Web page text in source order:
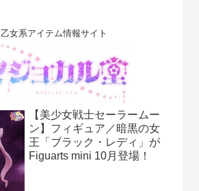
乙女系アイテム情報サイト
【美少女戦士セーラームー
ン】フィギュア／暗黒の女
王「ブラック・レディ」が
Figuarts mini 10月登場！